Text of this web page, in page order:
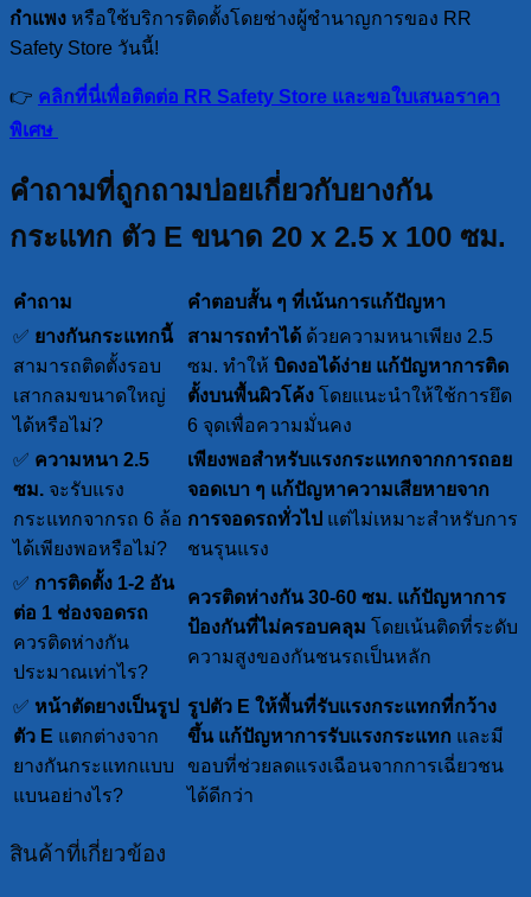
กำแพง หรือใช้บริการติดตั้งโดยช่างผู้ชำนาญการของ RR
Safety Store วันนี้!
👉 คลิกที่นี่เพื่อติดต่อ RR Safety Store และขอใบเสนอราคา
พิเศษ
คำถามที่ถูกถามบ่อยเกี่ยวกับยางกัน
กระแทก ตัว E ขนาด 20 x 2.5 x 100 ซม.
คำถาม
คำตอบสั้น ๆ ที่เน้นการแก้ปัญหา
✅ ยางกันกระแทกนี้
สามารถติดตั้งรอบ
เสากลมขนาดใหญ่
ได้หรือไม่?
สามารถทำได้ ด้วยความหนาเพียง 2.5
ซม. ทำให้ บิดงอได้ง่าย แก้ปัญหาการติด
ตั้งบนพื้นผิวโค้ง โดยแนะนำให้ใช้การยึด
6 จุดเพื่อความมั่นคง
✅ ความหนา 2.5
ซม. จะรับแรง
กระแทกจากรถ 6 ล้อ
ได้เพียงพอหรือไม่?
เพียงพอสำหรับแรงกระแทกจากการถอย
จอดเบา ๆ แก้ปัญหาความเสียหายจาก
การจอดรถทั่วไป แต่ไม่เหมาะสำหรับการ
ชนรุนแรง
✅ การติดตั้ง 1-2 อัน
ต่อ 1 ช่องจอดรถ
ควรติดห่างกัน
ประมาณเท่าไร?
ควรติดห่างกัน 30-60 ซม. แก้ปัญหาการ
ป้องกันที่ไม่ครอบคลุม โดยเน้นติดที่ระดับ
ความสูงของกันชนรถเป็นหลัก
✅ หน้าตัดยางเป็นรูป
ตัว E แตกต่างจาก
ยางกันกระแทกแบบ
แบนอย่างไร?
รูปตัว E ให้พื้นที่รับแรงกระแทกที่กว้าง
ขึ้น แก้ปัญหาการรับแรงกระแทก และมี
ขอบที่ช่วยลดแรงเฉือนจากการเฉี่ยวชน
ได้ดีกว่า
สินค้าที่เกี่ยวข้อง